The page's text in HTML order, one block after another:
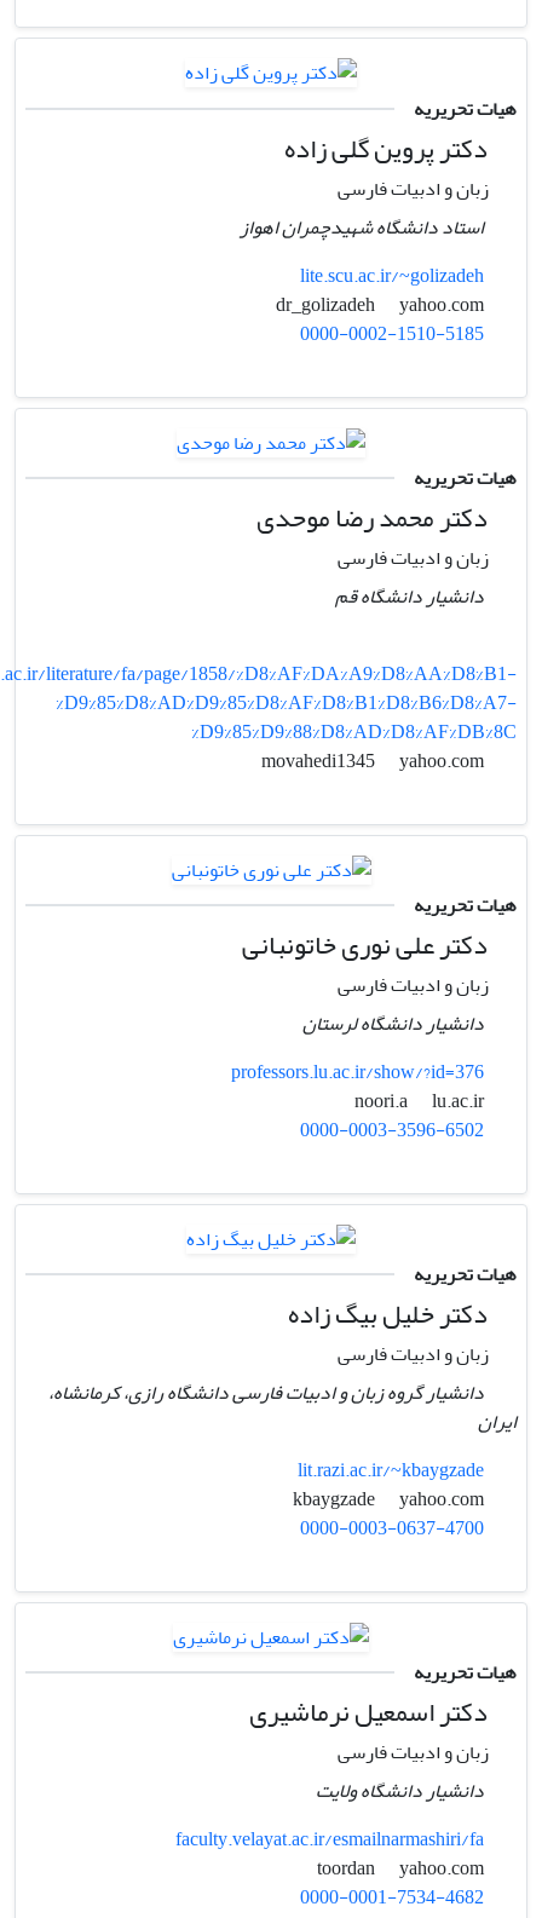
هیات تحریریه
دکتر پروین گلی زاده
زبان و ادبیات فارسی
استاد دانشگاه شهیدچمران اهواز
lite.scu.ac.ir/~golizadeh
yahoo.com
0000-0002-1510-5185
هیات تحریریه
دکتر محمد رضا موحدی
زبان و ادبیات فارسی
دانشیار دانشگاه قم
literature/fa/page/1858/%D8%AF%DA%A9%D8%AA%D8%B1-
%D9%85%D8%AD%D9%85%D8%AF%D8%B1%D8%B6%D8%A7-
%D9%85%D9%88%D8%AD%D8%AF%DB%8C
yahoo.com
هیات تحریریه
دکتر علی نوری خاتونبانی
زبان و ادبیات فارسی
دانشیار دانشگاه لرستان
professors.lu.ac.ir/show/?id=376
noori.a
lu.ac.ir
0000-0003-3596-6502
هیات تحریریه
دکتر خلیل بیگ زاده
زبان و ادبیات فارسی
دانشیار گروه زبان و ادبیات فارسی دانشگاه رازی، کرمانشاه،
ایران
lit.razi.ac.ir/~kbaygzade
yahoo.com
0000-0003-0637-4700
هیات تحریریه
دکتر اسمعیل نرماشیری
زبان و ادبیات فارسی
دانشیار دانشگاه ولایت
faculty.velayat.ac.ir/esmailnarmashiri/fa
yahoo.com
0000-0001-7534-4682